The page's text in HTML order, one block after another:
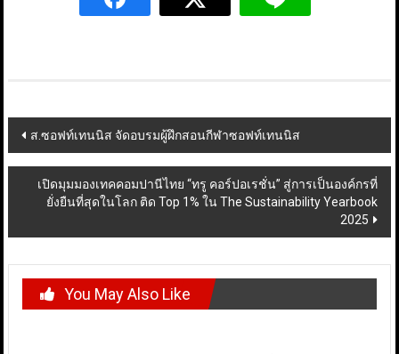
Post
navigation
ส.ซอฟท์เทนนิส จัดอบรมผู้ฝึกสอนกีฬาซอฟท์เทนนิส
เปิดมุมมองเทคคอมปานีไทย “ทรู คอร์ปอเรชั่น” สู่การเป็นองค์กรที่
ยั่งยืนที่สุดในโลก ติด Top 1% ใน The Sustainability Yearbook
2025
You May Also Like